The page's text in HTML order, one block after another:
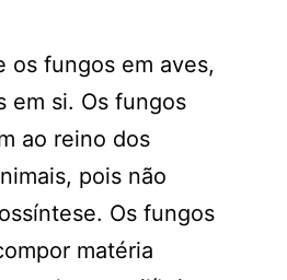
os fungos em aves,
em si. Os fungos
ao reino dos
pois não
Os fungos
matéria